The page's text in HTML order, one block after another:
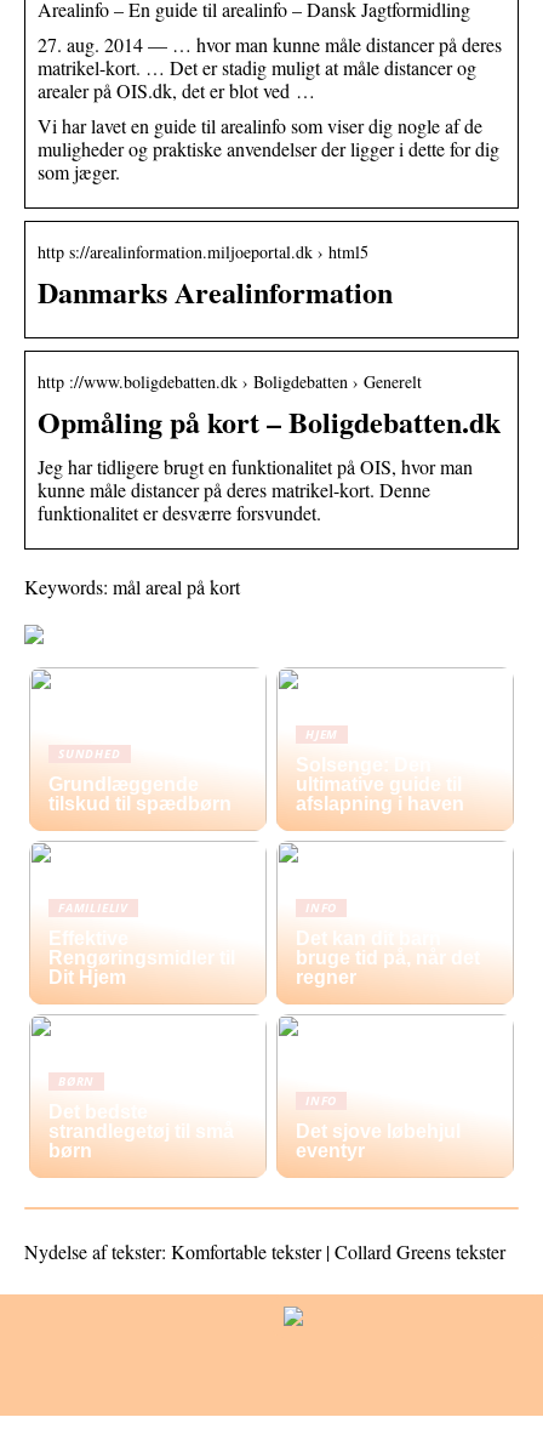
Arealinfo – En guide til arealinfo – Dansk Jagtformidling
27. aug. 2014 — … hvor man kunne måle distancer på deres
matrikel-kort. … Det er stadig muligt at måle distancer og
arealer på OIS.dk, det er blot ved …
Vi har lavet en guide til arealinfo som viser dig nogle af de
muligheder og praktiske anvendelser der ligger i dette for dig
som jæger.
http s://arealinformation.miljoeportal.dk › html5
Danmarks Arealinformation
http ://www.boligdebatten.dk › Boligdebatten › Generelt
Opmåling på kort – Boligdebatten.dk
Jeg har tidligere brugt en funktionalitet på OIS, hvor man
kunne måle distancer på deres matrikel-kort. Denne
funktionalitet er desværre forsvundet.
Keywords: mål areal på kort
SUNDHED
Grundlæggende
tilskud til spædbørn
HJEM
Solsenge: Den
ultimative guide til
afslapning i haven
FAMILIELIV
Effektive
Rengøringsmidler til
Dit Hjem
INFO
Det kan dit barn
bruge tid på, når det
regner
BØRN
Det bedste
strandlegetøj til små
børn
INFO
Det sjove løbehjul
eventyr
Nydelse af tekster: Komfortable tekster | Collard Greens tekster